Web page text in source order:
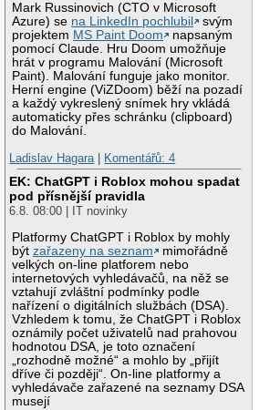
Mark Russinovich (CTO v Microsoft
Azure) se na LinkedIn pochlubil
svým
projektem MS Paint Doom
napsaným
pomocí Claude. Hru Doom umožňuje
hrát v programu Malování (Microsoft
Paint). Malování funguje jako monitor.
Herní engine (ViZDoom) běží na pozadí
a každý vykreslený snímek hry vkládá
automaticky přes schránku (clipboard)
do Malování.
Ladislav Hagara | Komentářů: 4
EK: ChatGPT i Roblox mohou spadat
pod přísnější pravidla
6.8. 08:00 | IT novinky
Platformy ChatGPT i Roblox by mohly
býtzařazeny na seznam
mimořádně
velkých on-line platforem nebo
internetových vyhledávačů, na něž se
vztahují zvláštní podmínky podle
nařízení o digitálních službách (DSA).
Vzhledem k tomu, že ChatGPT i Roblox
oznámily počet uživatelů nad prahovou
hodnotou DSA, je toto označení
„rozhodně možné“ a mohlo by „přijít
dříve či později“. On-line platformy a
vyhledávače zařazené na seznamy DSA
musejí